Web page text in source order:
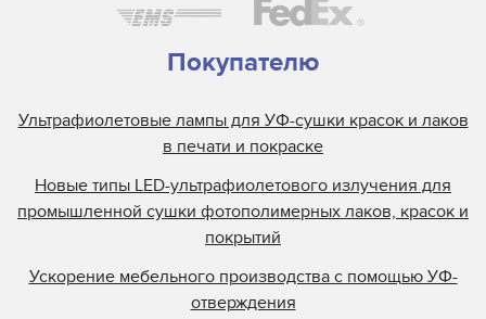
Покупателю
Ультрафиолетовые лампы для УФ-сушки красок и лаков
в печати и покраске
Новые типы LED-ультрафиолетового излучения для
промышленной сушки фотополимерных лаков, красок и
покрытий
Ускорение мебельного производства с помощью УФ-
отверждения